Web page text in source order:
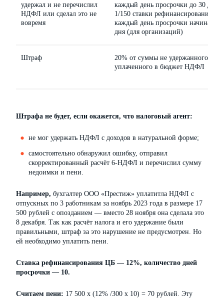
удержал и не перечислил
НДФЛ или сделал это не
вовремя
каждый день просрочки до 30 дней,
1/150 ставки рефинансирования ЦБ
каждый день просрочки начиная с
дня (для организаций)
Штраф
20% от суммы не удержанного и не
уплаченного в бюджет НДФЛ
Штрафа не будет, если окажется, что налоговый агент:
не мог удержать НДФЛ с доходов в натуральной форме;
самостоятельно обнаружил ошибку, отправил
скорректированный расчёт 6-НДФЛ и перечислил сумму
недоимки и пени.
Например, бухгалтер ООО «Престиж» уплатитла НДФЛ с
отпускных по 3 работникам за ноябрь 2023 года в размере 17
500 рублей с опозданием — вместо 28 ноября она сделала это
8 декабря. Так как расчёт налога и его удержание были
правильными, штраф за это нарушение не предусмотрен. Но
ей необходимо уплатить пени.
Ставка рефинансирования ЦБ — 12%, количество дней
просрочки — 10.
Считаем пени: 17 500 х (12% /300 х 10) = 70 рублей. Эту